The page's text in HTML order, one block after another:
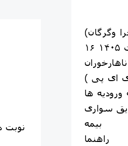
ای پی )
وروديه ها
سواری
بيمه
راهنما